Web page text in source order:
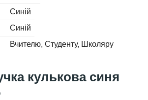
Синій
Синій
Вчителю Студенту Школяру
кулькова синя